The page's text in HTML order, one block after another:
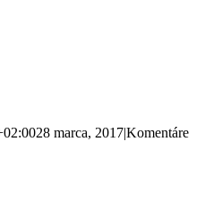
28 marca, 2017|Komentáre